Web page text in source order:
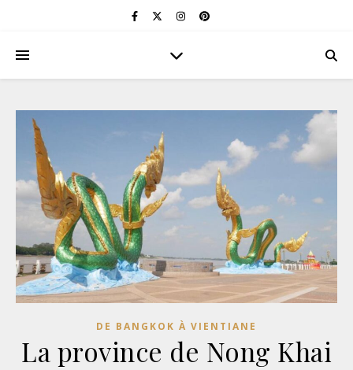
DE BANGKOK À VIENTIANE
La province de Nong Khai